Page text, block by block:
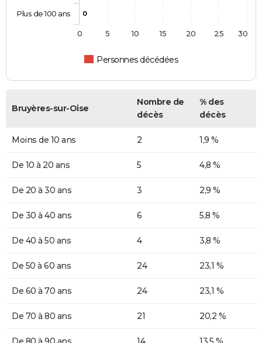
0
Personnes décédées
Plus de 100 ans
0 5 10 15 20 25 30
Bruyères-sur-Oise
Nombre de
décès
% des
décès
Moins de 10 ans 2 1,9 %
De 10 à 20 ans 5 4,8 %
De 20 à 30 ans 3 2,9 %
De 30 à 40 ans 6 5,8 %
De 40 à 50 ans 4 3,8 %
De 50 à 60 ans 24 23,1 %
De 60 à 70 ans 24 23,1 %
De 70 à 80 ans 21 20,2 %